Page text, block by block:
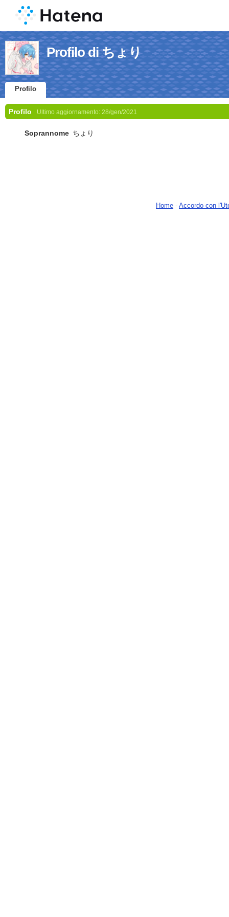
Profilo di ちょり
Profilo
Profilo Ultimo aggiornamento: 28/gen/2021
Soprannome ちょり
Home - Accordo con